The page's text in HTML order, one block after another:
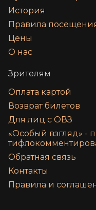
История
Правила
Цены
О нас
Зрителям
Оплата картой
Возврат билетов
Для лиц с ОВЗ
«‎Особый взгляд» -
Обратная связь
Контакты
Правила и